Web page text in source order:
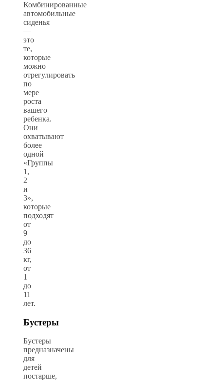
Комбинированные
автомобильные
сиденья
—
это
те,
которые
можно
отрегулировать
по
мере
роста
вашего
ребенка.
Они
охватывают
более
одной
«Группы
1,
2
и
3»,
которые
подходят
от
9
до
36
кг,
от
1
до
11
лет.
Бустеры
Бустеры
предназначены
для
детей
постарше,